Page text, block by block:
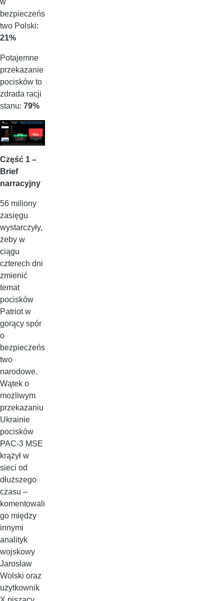
w
bezpieczeńs
two Polski:
21%
Potajemne
przekazanie
pocisków to
zdrada racji
stanu: 79%
Część 1 –
Brief
narracyjny
56 miliony
zasięgu
wystarczyły,
żeby w
ciągu
czterech dni
zmienić
temat
pocisków
Patriot w
gorący spór
o
bezpieczeńs
two
narodowe.
Wątek o
możliwym
przekazaniu
Ukrainie
pocisków
PAC-3 MSE
krążył w
sieci od
dłuższego
czasu –
komentowali
go między
innymi
analityk
wojskowy
Jarosław
Wolski oraz
użytkownik